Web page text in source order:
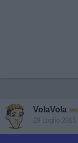
VolaVola
29 Luglio 2015